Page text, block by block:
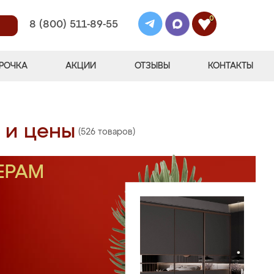
8 (800) 511-89-55
0
АКЦИИ ОТЗЫВЫ КОНТАКТЫ
и цены (526 товаров)